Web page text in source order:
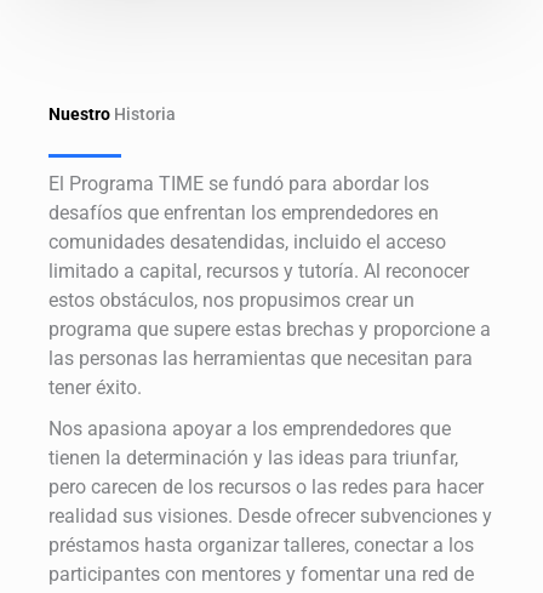
Nuestro Historia
El Programa TIME se fundó para abordar los
desafíos que enfrentan los emprendedores en
comunidades desatendidas, incluido el acceso
limitado a capital, recursos y tutoría. Al reconocer
estos obstáculos, nos propusimos crear un
programa que supere estas brechas y proporcione a
las personas las herramientas que necesitan para
tener éxito.
Nos apasiona apoyar a los emprendedores que
tienen la determinación y las ideas para triunfar,
pero carecen de los recursos o las redes para hacer
realidad sus visiones. Desde ofrecer subvenciones y
préstamos hasta organizar talleres, conectar a los
participantes con mentores y fomentar una red de